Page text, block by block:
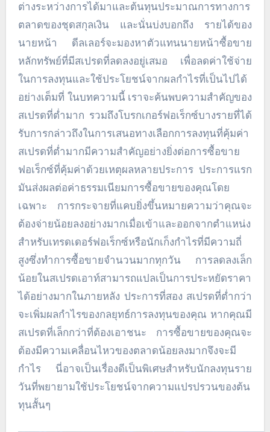
ต่างระหว่างการได้มาและต้นทุนประมาณการทางการ
ตลาดของชุดสกุลเงิน และนั่นบ่งบอกถึง รายได้ของ
นายหน้า ดีลเลอร์จะมองหาตัวแทนนายหน้าซื้อขาย
หลักทรัพย์ที่มีสเปรดที่ลดลงอยู่เสมอ เพื่อลดค่าใช้จ่าย
ในการลงทุนและใช้ประโยชน์จากผลกำไรที่เป็นไปได้
อย่างเต็มที่ ในบทความนี้ เราจะค้นพบความสำคัญของ
สเปรดที่ต่ำมาก รวมถึงโบรกเกอร์ฟอเร็กซ์บางรายที่ได้
รับการกล่าวถึงในการเสนอทางเลือกการลงทุนที่คุ้มค่า
สเปรดที่ต่ำมากมีความสำคัญอย่างยิ่งต่อการซื้อขาย
ฟอเร็กซ์ที่คุ้มค่าด้วยเหตุผลหลายประการ ประการแรก
มันส่งผลต่อค่าธรรมเนียมการซื้อขายของคุณโดย
เฉพาะ การกระจายที่แคบยิ่งขึ้นหมายความว่าคุณจะ
ต้องจ่ายน้อยลงอย่างมากเมื่อเข้าและออกจากตำแหน่ง
สำหรับเทรดเดอร์ฟอเร็กซ์หรือนักเก็งกำไรที่มีความถี่
สูงซึ่งทำการซื้อขายจำนวนมากทุกวัน การลดลงเล็ก
น้อยในสเปรดเอาท์สามารถแปลเป็นการประหยัดราคา
ได้อย่างมากในภายหลัง ประการที่สอง สเปรดที่ต่ำกว่า
จะเพิ่มผลกำไรของกลยุทธ์การลงทุนของคุณ หากคุณมี
สเปรดที่เล็กกว่าที่ต้องเอาชนะ การซื้อขายของคุณจะ
ต้องมีความเคลื่อนไหวของตลาดน้อยลงมากจึงจะมี
กำไร นี่อาจเป็นเรื่องดีเป็นพิเศษสำหรับนักลงทุนราย
วันที่พยายามใช้ประโยชน์จากความแปรปรวนของต้น
ทุนสั้นๆ